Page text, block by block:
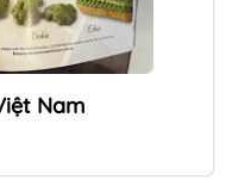
Nam